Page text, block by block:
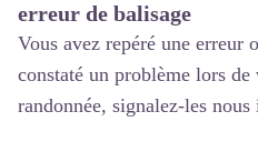
erreur de balisage
Vous avez repéré une erreur
constaté un problème lors de
randonnée, signalez-les nous